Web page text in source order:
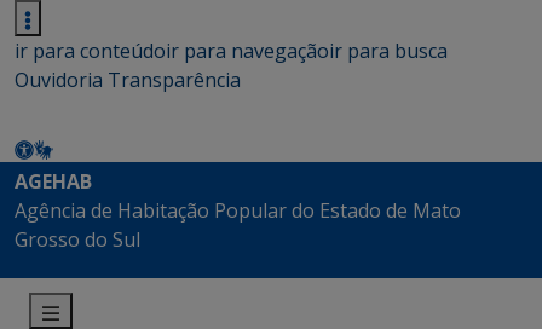
ir para conteúdoir para navegaçãoir para busca
Ouvidoria Transparência
AGEHAB
Agência de Habitação Popular do Estado de Mato
Grosso do Sul